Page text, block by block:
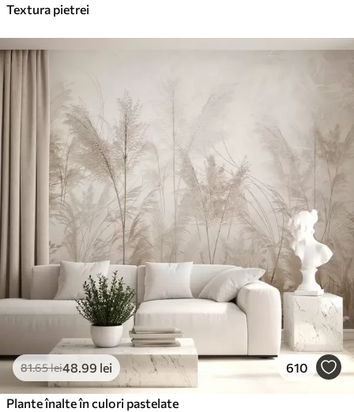
Textura pietrei
81.65lei48 .99 lei 610
Plante înalte în culori pastelate